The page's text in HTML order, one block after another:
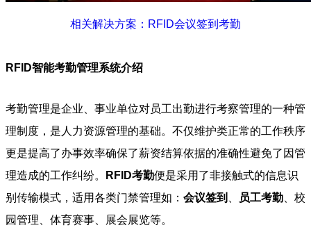
相关解决方案：RFID会议签到考勤
RFID智能考勤管理系统介绍
考勤管理是企业、事业单位对员工出勤进行考察管理的一种管
理制度，是人力资源管理的基础。不仅维护类正常的工作秩序
更是提高了办事效率确保了薪资结算依据的准确性避免了因管
理造成的工作纠纷。
RFID考勤便是采用了非接触式的信息识
别传输模式，适用各类门禁管理如： 会议签到 、 员工考勤、校
园管理、体育赛事、展会展览等。